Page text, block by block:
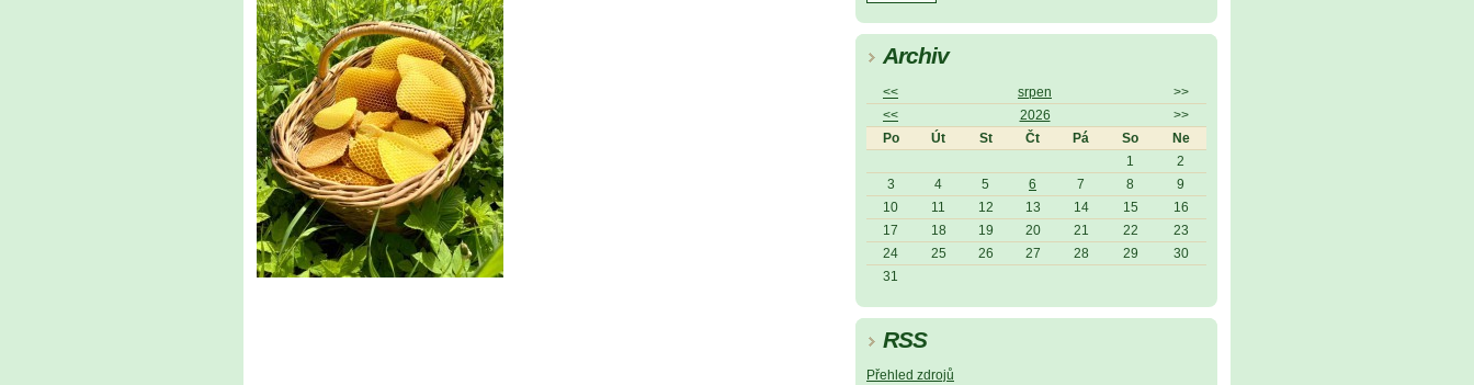
Archiv
<< srpen
>>
<<
2026
>>
Po
Út St Čt Pá So
Ne
1
2
3
4 5 6 7 8
9
10
11 12 13 14 15
16
17
18 19 20 21 22
23
24
25 26 27 28 29
30
31
RSS
Přehled zdrojů